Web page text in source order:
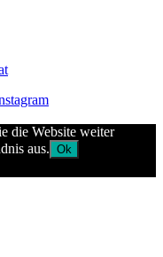
die Website weiter
aus. Ok